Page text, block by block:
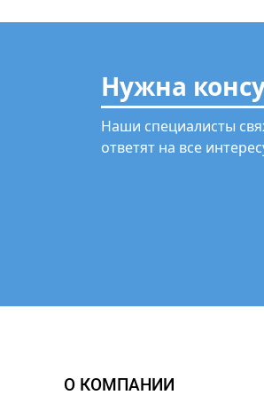
Нужна
Наши специалисты
ответят на все
О КОМПАНИИ